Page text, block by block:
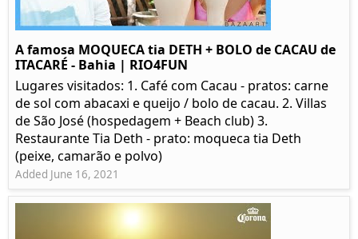
A famosa MOQUECA tia DETH + BOLO de CACAU de
ITACARÉ - Bahia | RIO4FUN
Lugares visitados: 1. Café com Cacau - pratos: carne
de sol com abacaxi e queijo / bolo de cacau. 2. Villas
de São José (hospedagem + Beach club) 3.
Restaurante Tia Deth - prato: moqueca tia Deth
(peixe, camarão e polvo)
Added June 16, 2021